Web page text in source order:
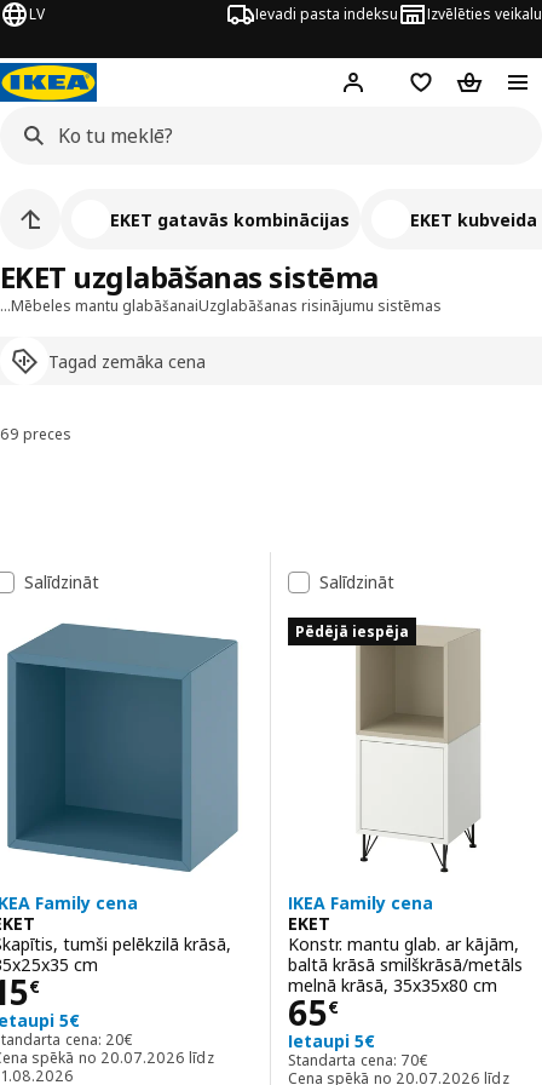
LV Ievadi pasta indeksu Izvēlēties veikalu
Hej! Pierakstīties
PirkumuPirkumu
…Mēbeles mantu glabāšanaiUzglabāšanas risinājumu sistēmas
Tagad zemāka cena
EKET uzglabāšanas sistēma
EKET gatavās kombinācijas EKET
Kārtot un filtrēt
69 preces
Rezultātu saraksts
Salīdzināt
Family cena
tumši pelēkzilā krāsā,
cm
€ 15€
5€
cena: 20€
Standarta cena: 20€
spēkā no 20.07.2026 līdz
Salīdzināt
Pēdējā iespēja
IKEA Family cena
EKET
Konstr. mantu glab. ar kājām,
baltā krāsā smilškrāsā/metāls
melnā krāsā, 35x35x80 cm
65€
Cena 65€
Ietaupi 5€
Standarta cena: 70€
Standarta cena: 70€
Cena spēkā no 20.07.2026 līdz